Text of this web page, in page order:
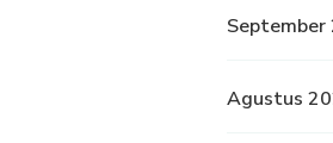
September
Agustus